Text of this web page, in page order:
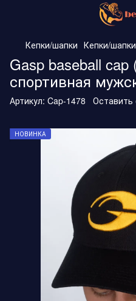
Кепки/шапки Кепки/
Gasp baseball cap
спортивная
Артикул: Cap-1478 Оставить
НОВИНКА